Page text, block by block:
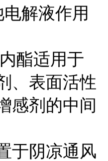
解液作用
酯适用于
、表面活性
感剂的中间
于阴凉通风